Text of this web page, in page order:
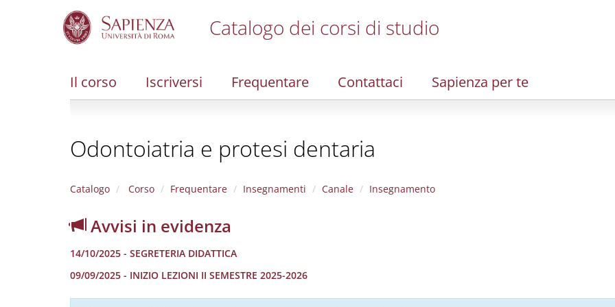
Catalogo dei corsi di studio
Il corso Iscriversi Frequentare Contattaci Sapienza per te
Odontoiatria e protesi dentaria
Catalogo Corso Frequentare Insegnamenti Canale Insegnamento
Avvisi in evidenza
14/10/2025 - SEGRETERIA DIDATTICA
09/09/2025 - INIZIO LEZIONI II SEMESTRE 2025-2026